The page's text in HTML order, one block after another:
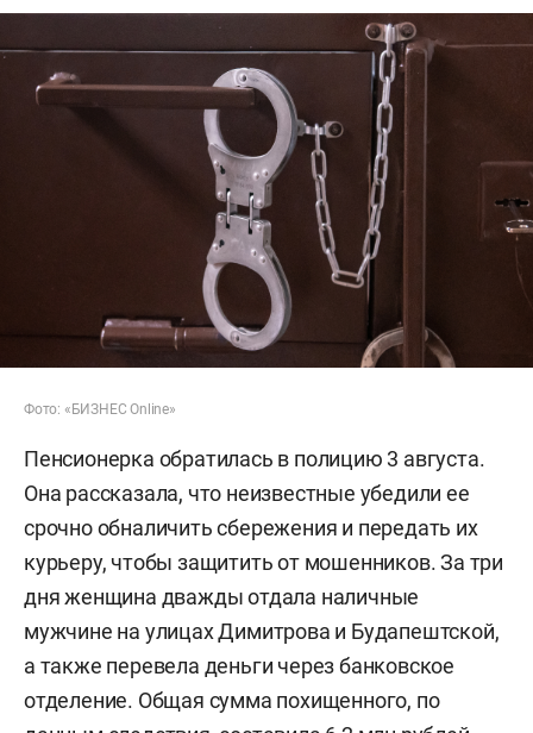
Фото: «БИЗНЕС Online»
Пенсионерка обратилась в полицию 3 августа.
Она рассказала, что неизвестные убедили ее
срочно обналичить сбережения и передать их
курьеру, чтобы защитить от мошенников. За три
дня женщина дважды отдала наличные
мужчине на улицах Димитрова и Будапештской,
а также перевела деньги через банковское
отделение. Общая сумма похищенного, по